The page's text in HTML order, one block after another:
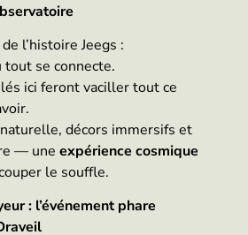
l’histoire Jeegs :
tout se connecte.
ici feront vaciller tout ce
décors immersifs et
— une expérience cosmique
le souffle.
: l’événement phare